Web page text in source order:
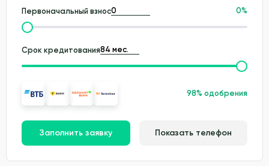
Первоначальный взнос 0%
Срок кредитования
98% одобрения
Заполнить заявку Показать телефон